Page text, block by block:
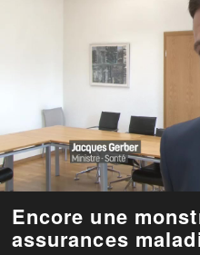
Encore une
assurances